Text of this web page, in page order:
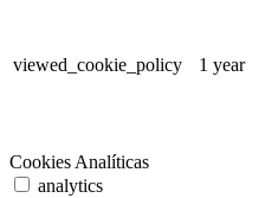
viewed_cookie_policy 1 year
Cookies Analíticas
analytics